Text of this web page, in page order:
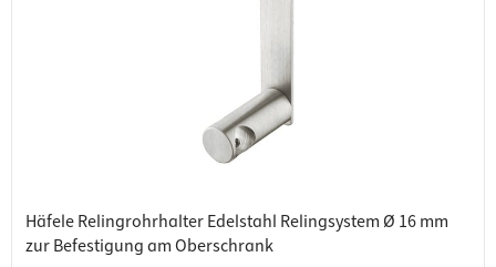
Häfele Relingrohrhalter Edelstahl Relingsystem Ø 16 mm
zur Befestigung am Oberschrank